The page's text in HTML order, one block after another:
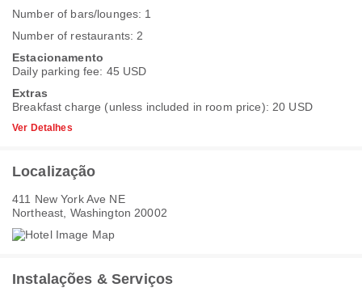
Number of bars/lounges: 1
Number of restaurants: 2
Estacionamento
Daily parking fee: 45 USD
Extras
Breakfast charge (unless included in room price): 20 USD
Ver Detalhes
Localização
411 New York Ave NE
Northeast, Washington 20002
Instalações & Serviços